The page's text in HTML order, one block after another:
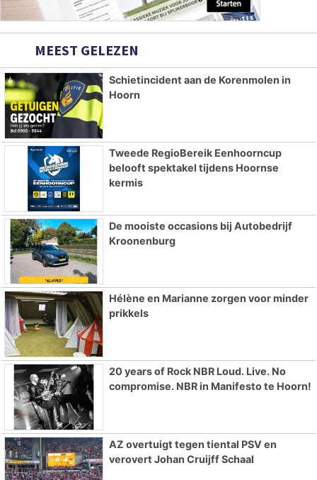
MEEST GELEZEN
Schietincident aan de Korenmolen in
Hoorn
Tweede RegioBereik Eenhoorncup
belooft spektakel tijdens Hoornse
kermis
De mooiste occasions bij Autobedrijf
Kroonenburg
Hélène en Marianne zorgen voor minder
prikkels
20 years of Rock NBR Loud. Live. No
compromise. NBR in Manifesto te Hoorn!
AZ overtuigt tegen tiental PSV en
verovert Johan Cruijff Schaal